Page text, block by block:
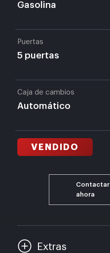
Gasolina
Puertas
5 puertas
Caja de cambios
Automático
VENDIDO
Contactar
ahora
Extras